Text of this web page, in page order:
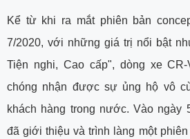
Kể từ khi ra mắt phiên bản
7/2020, với những giá trị nổi bật
Tiện nghi, Cao cấp", dòng xe
chóng nhận được sự ủng hộ vô
khách hàng trong nước. Vào ngày
đã giới thiệu và trình làng một